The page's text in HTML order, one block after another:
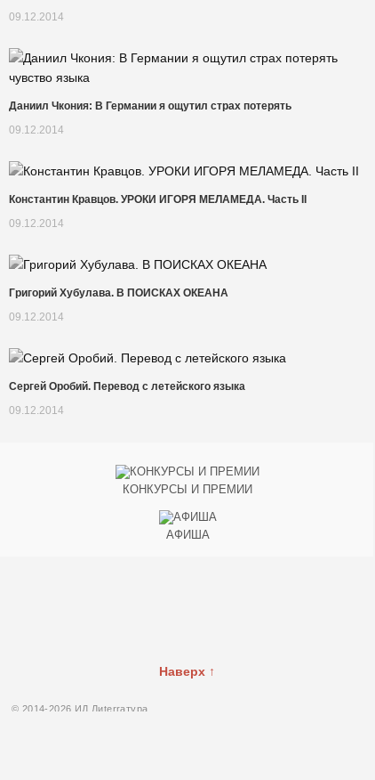
09.12.2014
Даниил Чкония: В Германии я ощутил страх потерять
09.12.2014
Константин Кравцов. УРОКИ ИГОРЯ МЕЛАМЕДА. Часть II
09.12.2014
Григорий Хубулава. В ПОИСКАХ ОКЕАНА
09.12.2014
Cергей Оробий. Перевод с летейского языка
09.12.2014
КОНКУРСЫ И ПРЕМИИ
АФИША
Наверх ↑
© 2014-2026 ИД Лиterraтура